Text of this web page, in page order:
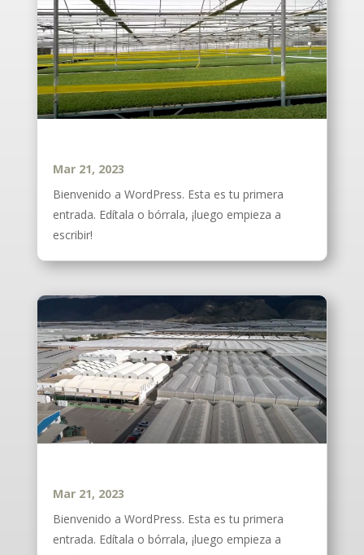
Mar 21, 2023
Bienvenido a WordPress. Esta es tu primera
entrada. Edítala o bórrala, ¡luego empieza a
escribir!
Mar 21, 2023
Bienvenido a WordPress. Esta es tu primera
entrada. Edítala o bórrala, ¡luego empieza a